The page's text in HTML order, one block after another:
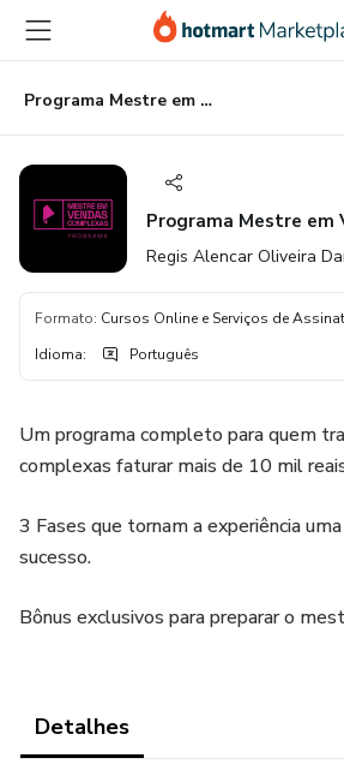
para
conteúdo
principal
para
pagamento
para
rodapé
Programa Mestre em Vendas Complexas
Programa Mestre em
Regis Alencar Oliveira
Formato: Cursos Online e Serviços de
Idioma: Português
Um programa completo para quem
complexas faturar mais de 10 mil
3 Fases que tornam a experiência
sucesso.
Bônus exclusivos para preparar o
Detalhes